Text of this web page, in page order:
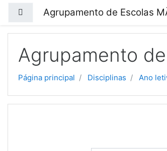
Painel lateral
Agrupamento de Escolas
Agrupamento
Página principal Disciplinas Ano